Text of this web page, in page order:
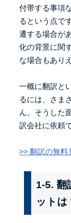
付帯する事項
るという点で
遷する場合が
化の背景に関
な場合もあり
一概に翻訳と
るには、さま
ん。そうした
訳会社に依頼
>> 翻訳の無料
1-5. 翻
ットは